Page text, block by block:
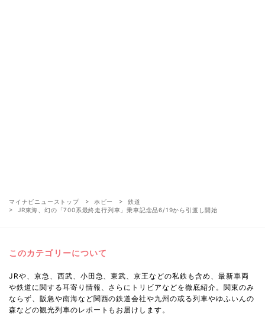
マイナビニューストップ ホビー
鉄道
JR東海、幻の「700系最終走行列車」乗車記念品6/19から引渡し開始
このカテゴリーについて
JRや、京急、西武、小田急、東武、京王などの私鉄も含め、最新車両
や鉄道に関する耳寄り情報、さらにトリビアなどを徹底紹介。関東のみ
ならず、阪急や南海など関西の鉄道会社や九州の或る列車やゆふいんの
森などの観光列車のレポートもお届けします。